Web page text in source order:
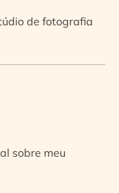
de fotografia
sobre meu